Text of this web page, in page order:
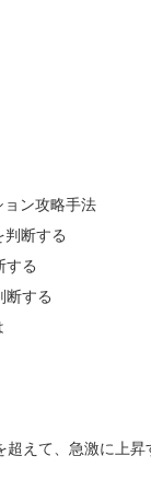
ン攻略手法
断する
する
断する
えて、急激に上昇